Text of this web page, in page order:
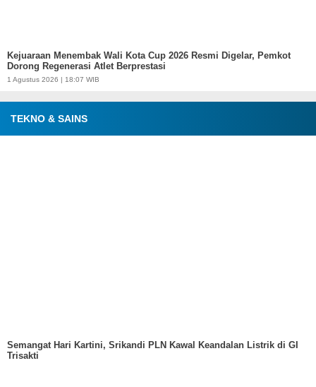
Kejuaraan Menembak Wali Kota Cup 2026 Resmi Digelar, Pemkot
Dorong Regenerasi Atlet Berprestasi
1 Agustus 2026 | 18:07 WIB
TEKNO & SAINS
Semangat Hari Kartini, Srikandi PLN Kawal Keandalan Listrik di GI
Trisakti